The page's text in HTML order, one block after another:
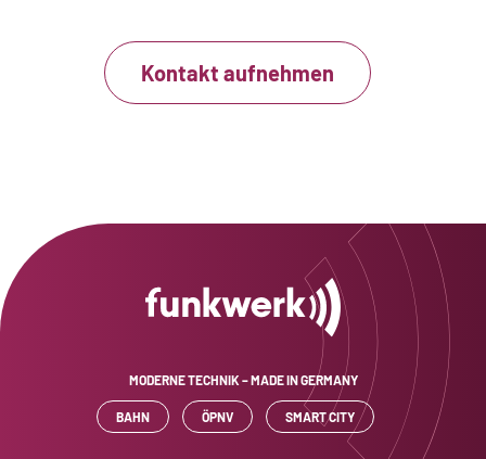
Kontakt aufnehmen
MODERNE TECHNIK – MADE IN GERMANY
BAHN ÖPNV SMART CITY